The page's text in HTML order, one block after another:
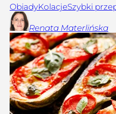
ObiadyKolacjeSzybki
Renata Materlińska